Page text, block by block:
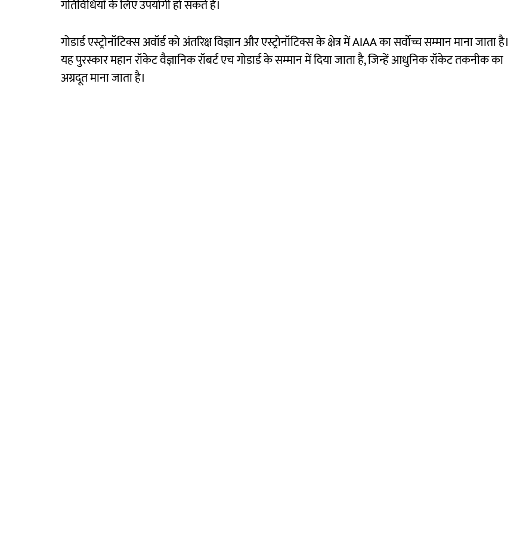
गतिविधियों के लिए उपयोगी हो सकते हैं।
गोडार्ड एस्ट्रोनॉटिक्स अवॉर्ड को अंतरिक्ष विज्ञान और एस्ट्रोनॉटिक्स के क्षेत्र में AIAA का सर्वोच्च सम्मान माना जाता है।
यह पुरस्कार महान रॉकेट वैज्ञानिक रॉबर्ट एच गोडार्ड के सम्मान में दिया जाता है, जिन्हें आधुनिक रॉकेट तकनीक का
अग्रदूत माना जाता है।